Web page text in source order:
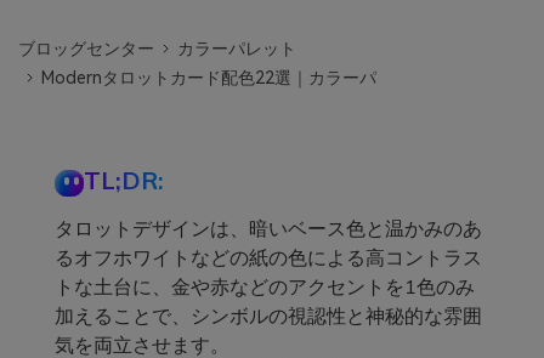
ブロッグセンター
カラーパレット
Modernタロットカード配色22選｜カラーパ
TL;DR:
タロットデザインは、暗いベース色と温かみのあ
るオフホワイトなどの紙の色による高コントラス
トな土台に、金や赤などのアクセントを1色のみ
加えることで、シンボルの視認性と神秘的な雰囲
気を両立させます。